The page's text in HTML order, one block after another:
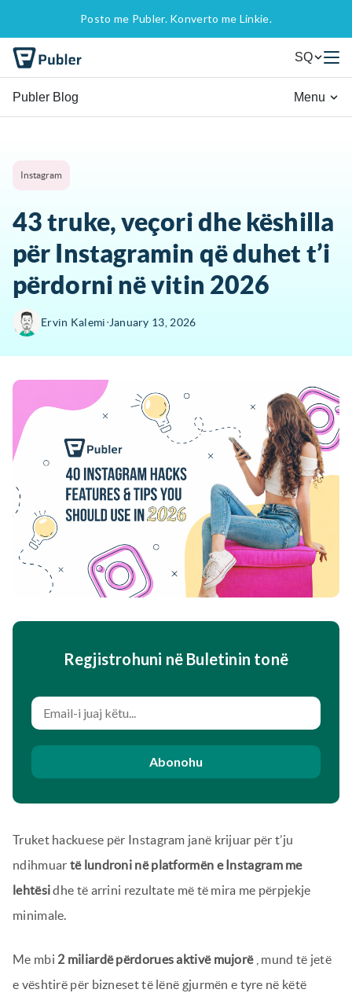
Posto me Publer. Konverto me Linkie.
SQ
Publer Blog Menu
Instagram
43 truke, veçori dhe këshilla
për Instagramin që duhet t’i
përdorni në vitin 2026
Ervin Kalemi∙January 13, 2026
Regjistrohuni në Buletinin tonë
Abonohu
Truket hackuese për Instagram janë krijuar për t’ju
ndihmuar të lundroni në platformën e Instagram me
lehtësidhe të arrini rezultate më të mira me përpjekje
minimale.
Me mbi 2 miliardë përdorues aktivë mujorë, mund të jetë
e vështirë për bizneset të lënë gjurmën e tyre në këtë